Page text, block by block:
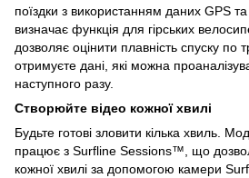
поїздки з використанням даних GPS
визначає функція для гірських
дозволяє оцінити плавність спуску по
отримуєте дані, які можна
наступного разу.
Створюйте відео кожної хвилі
Будьте готові зловити кілька хвиль.
працює з Surfline Sessions™, що
кожної хвилі за допомогою камери